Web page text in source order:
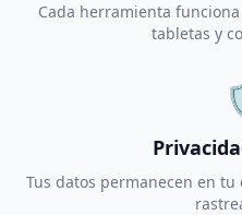
Cada herramienta
tabletas y
Tus datos permanecen en